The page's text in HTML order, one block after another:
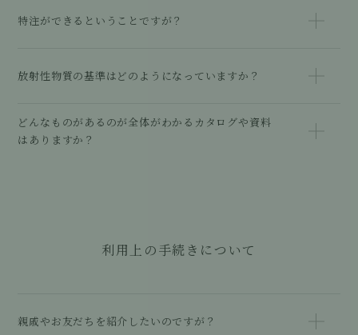
特注ができるということですが？
放射性物質の基準はどのようになっていますか？
どんなものがあるのが全体がわかるカタログや資料
はありますか？
利用上の手続きについて
親戚やお友だちを紹介したいのですが？